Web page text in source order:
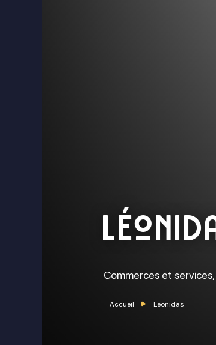
Commerces et services,
Accueil Léonidas